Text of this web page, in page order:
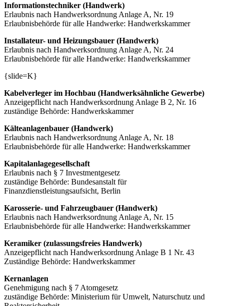
Informationstechniker (Handwerk)
Erlaubnis nach Handwerksordnung Anlage A, Nr. 19
Erlaubnisbehörde für alle Handwerke: Handwerkskammer
Installateur- und Heizungsbauer (Handwerk)
Erlaubnis nach Handwerksordnung Anlage A, Nr. 24
Erlaubnisbehörde für alle Handwerke: Handwerkskammer
{slide=K}
Kabelverleger im Hochbau (Handwerksähnliche Gewerbe)
Anzeigepflicht nach Handwerksordnung Anlage B 2, Nr. 16
zuständige Behörde: Handwerkskammer
Kälteanlagenbauer (Handwerk)
Erlaubnis nach Handwerksordnung Anlage A, Nr. 18
Erlaubnisbehörde für alle Handwerke: Handwerkskammer
Kapitalanlagegesellschaft
Erlaubnis nach § 7 Investmentgesetz
zuständige Behörde: Bundesanstalt für
Finanzdienstleistungsaufsicht, Berlin
Karosserie- und Fahrzeugbauer (Handwerk)
Erlaubnis nach Handwerksordnung Anlage A, Nr. 15
Erlaubnisbehörde für alle Handwerke: Handwerkskammer
Keramiker (zulassungsfreies Handwerk)
Anzeigepflicht nach Handwerksordnung Anlage B 1 Nr. 43
Zuständige Behörde: Handwerkskammer
Kernanlagen
Genehmigung nach § 7 Atomgesetz
zuständige Behörde: Ministerium für Umwelt, Naturschutz und